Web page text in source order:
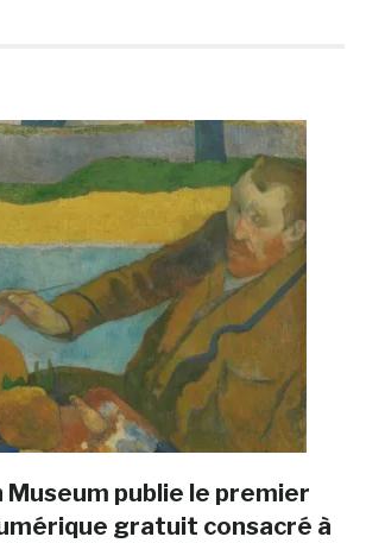
Museum publie le premier
gratuit consacré à